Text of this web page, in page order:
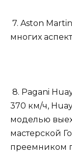
7. Aston
многих
8. Pagani
370 км/ч,
моделью
мастерской
преемником